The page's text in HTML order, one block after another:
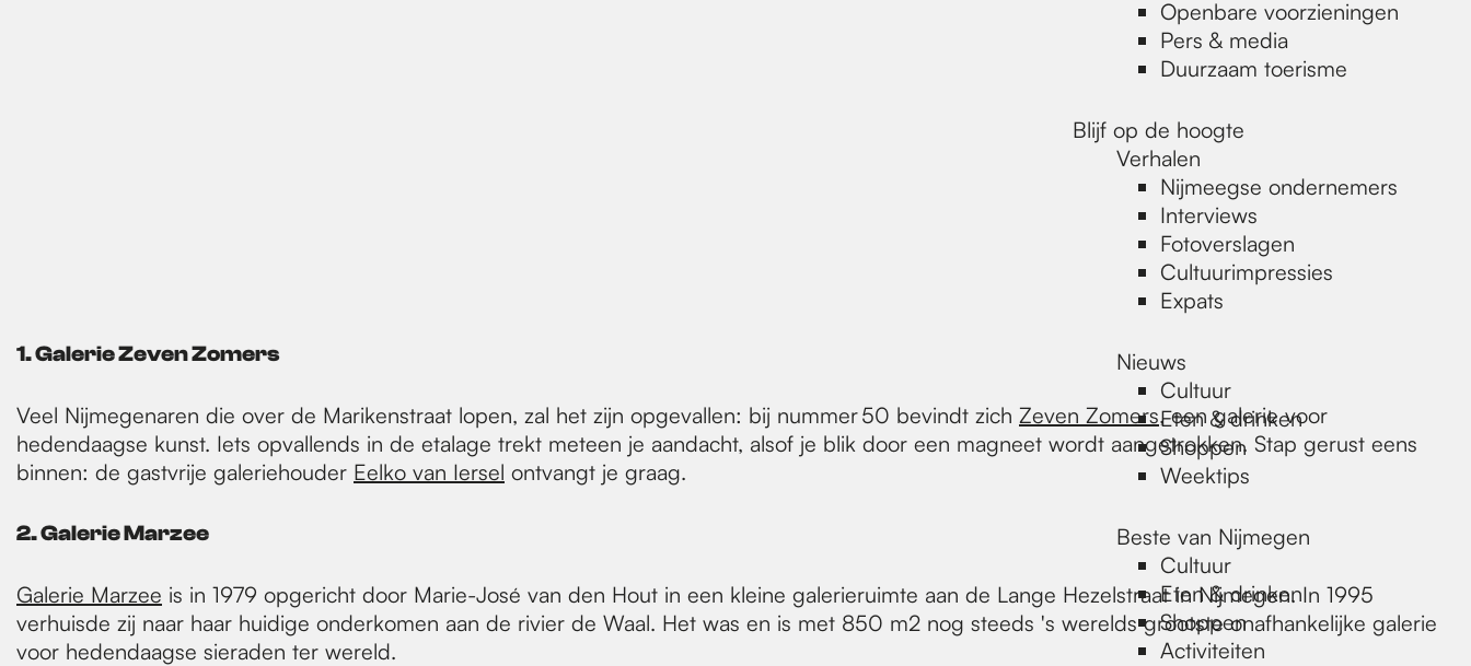
Openbare voorzieningen
Pers & media
Duurzaam toerisme
Blijf op de hoogte
Verhalen
Nijmeegse ondernemers
Interviews
Fotoverslagen
Cultuurimpressies
Expats
Nieuws
Cultuur
Eten & drinken
Shoppen
Weektips
Beste van Nijmegen
Cultuur
Eten & drinken
Shoppen
Activiteiten
1. Galerie Zeven Zomers
Veel Nijmegenaren die over de Marikenstraat lopen, zal het zijn opgevallen: bij nummer 50 bevindt zich Zeven Zomers, een galerie voor
hedendaagse kunst. Iets opvallends in de etalage trekt meteen je aandacht, alsof je blik door een magneet wordt aangetrokken. Stap gerust eens
binnen: de gastvrije galeriehouder Eelko van Iersel ontvangt je graag.
2. Galerie Marzee
Galerie Marzee is in 1979 opgericht door Marie-José van den Hout in een kleine galerieruimte aan de Lange Hezelstraat in Nijmegen. In 1995
verhuisde zij naar haar huidige onderkomen aan de rivier de Waal. Het was en is met 850 m2 nog steeds 's werelds grootste onafhankelijke galerie
voor hedendaagse sieraden ter wereld.